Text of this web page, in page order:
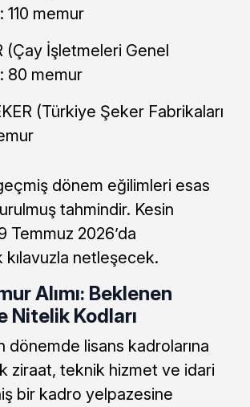
110 memur
(Çay İşletmeleri Genel
80 memur
(Türkiye Şeker Fabrikaları
dönem eğilimleri esas
tahmindir. Kesin
Temmuz 2026’da
kılavuzla netleşecek.
Alımı: Beklenen
Nitelik Kodları
dönemde lisans kadrolarına
ziraat, teknik hizmet ve idari
bir kadro yelpazesine